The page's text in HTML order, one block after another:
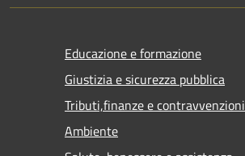
Educazione e formazione
Giustizia e sicurezza pubblica
Tributi,finanze e contravvenzioni
Ambiente